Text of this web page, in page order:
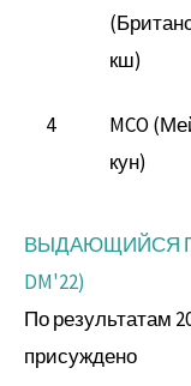
кш)
4
MCO
кун)
ВЫДАЮЩИЙСЯ
DM'22)
По результатам
присуждено